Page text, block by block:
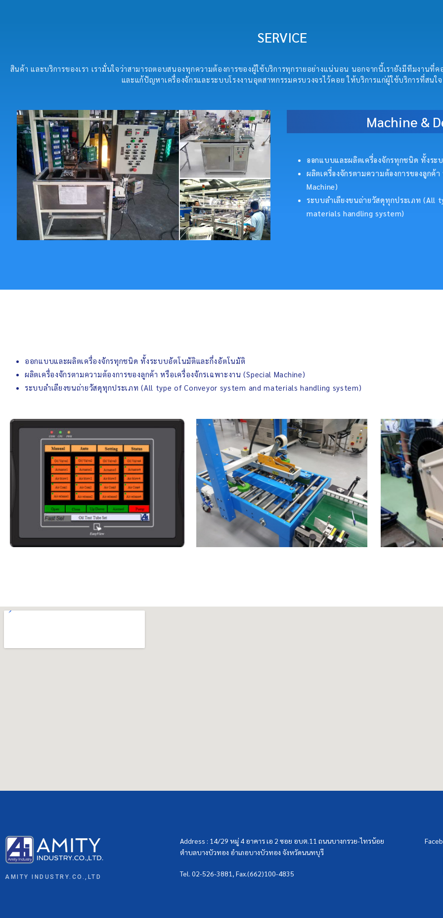
SERVICE
สินค้า และบริการของเรา เรามั่นใจว่าสามารถตอบสนองทุกความต้องการของผู้ใช้บริการทุกรายอย่างแน่นอน นอกจากนี้เรายังมีทีมงานที่
และแก้ปัญหาเครื่องจักรและระบบโรงงานอุตสาหกรรมครบวงจรไว้คอย ให้บริการแก่ผู้ใช้บริการที่สนใจ
Machine &
ออกแบบและผลิตเครื่องจักรทุกชนิด ทั้งระ
ผลิตเครื่องจักรตามความต้องการของลูกค้
Machine)
ระบบลำเลียงขนถ่ายวัสดุทุกประเภท (All
materials handling system)
ออกแบบและผลิตเครื่องจักรทุกชนิด ทั้งระบบอัตโนมัติและกึ่งอัตโนมัติ
ผลิตเครื่องจักรตามความต้องการของลูกค้า หรือเครื่องจักรเฉพาะงาน (Special Machine)
ระบบลำเลียงขนถ่ายวัสดุทุกประเภท (All type of Conveyor system and materials handling system)
AMITY INDUSTRY.CO.,LTD
Address : 14/29 หมู่ 4 อาคาร เอ 2 ซอย อบต.11 ถนนบางกรวย-ไทรน้อย
ตำบลบางบัวทอง อำเภอบางบัวทอง จังหวัดนนทบุรี
Tel. 02-526-3881, Fax.(662)100-4835